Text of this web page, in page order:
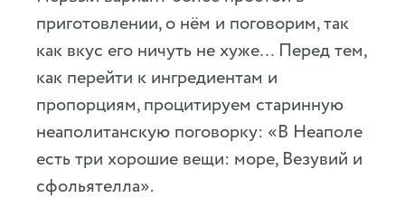
приготовлении, о нём и поговорим, так
как вкус его ничуть не хуже… Перед тем,
как перейти к ингредиентам и
пропорциям, процитируем старинную
неаполитанскую поговорку: «В Неаполе
есть три хорошие вещи: море, Везувий и
сфольятелла».